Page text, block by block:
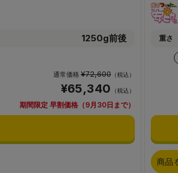
1250g前後
通常価格¥72,600（税込）
¥65,340 （税込）
期間限定 早割価格（9月30日まで）
重さ
商品